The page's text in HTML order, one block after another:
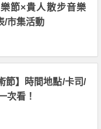
節×貴人散步音樂
/市集活動
節】時間地點/卡司/
次看！